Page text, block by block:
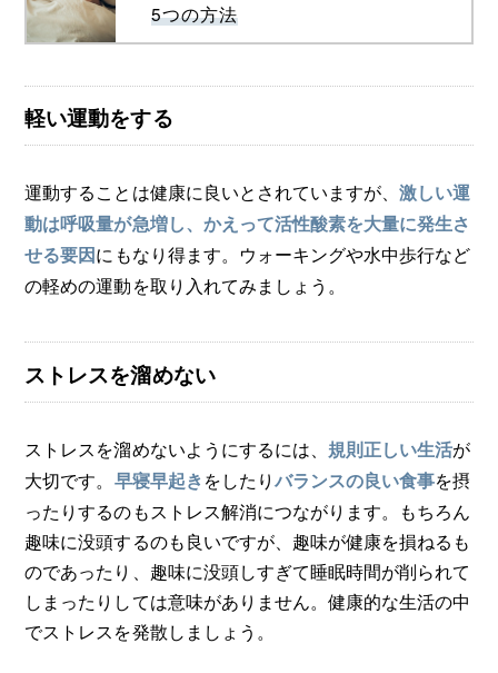
5つの方法
軽い運動をする
運動することは健康に良いとされていますが、 激しい運
動は呼吸量が急増し、かえって活性酸素を大量に発生さ
せる要因にもなり得ます。ウォーキングや水中歩行など
の軽めの運動を取り入れてみましょう。
ストレスを溜めない
ストレスを溜めないようにするには、 規則正しい生活が
大切です。 早寝早起き をしたりバランスの良い食事を摂
ったりするのもストレス解消につながります。もちろん
趣味に没頭するのも良いですが、趣味が健康を損ねるも
のであったり、趣味に没頭しすぎて睡眠時間が削られて
しまったりしては意味がありません。健康的な生活の中
でストレスを発散しましょう。